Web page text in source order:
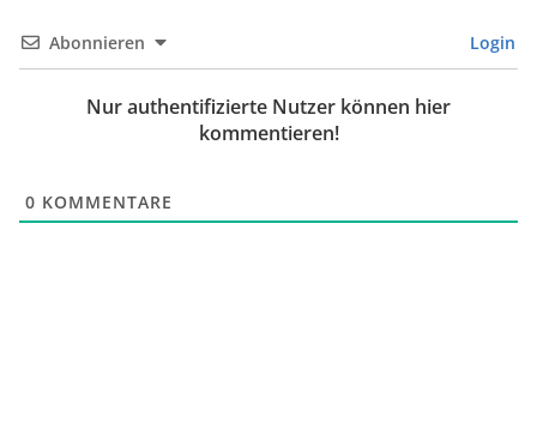
Abonnieren Login
Nur authentifizierte Nutzer können hier
kommentieren!
0 KOMMENTARE